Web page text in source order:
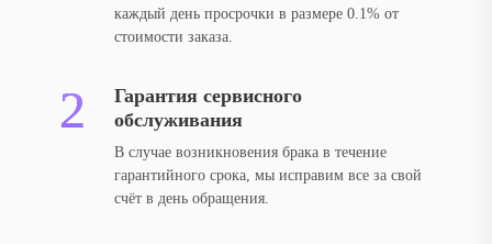
каждый день просрочки в размере 0.1% от
стоимости заказа.
Гарантия сервисного
обслуживания
В случае возникновения брака в течение
гарантийного срока, мы исправим все за свой
счёт в день обращения.